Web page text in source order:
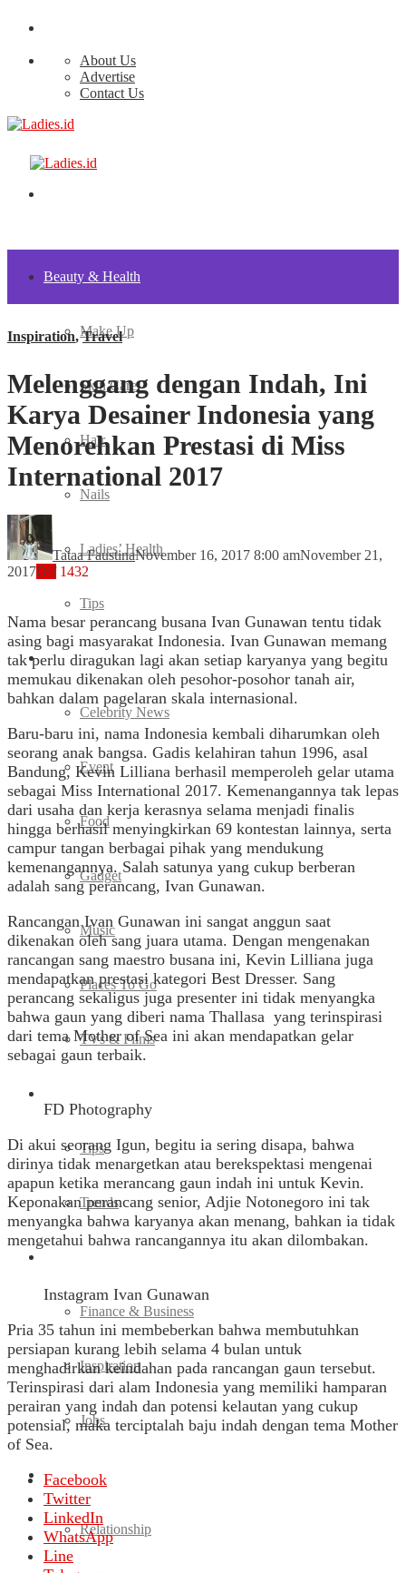
About Us
Advertise
Contact Us
Beauty & Health
Make Up
Skin Care
Hair
Nails
Ladies’ Health
Tips
Entertainment
Celebrity News
Event
Food
Gadget
Music
Places To Go
TVs & Films
Tips
Trends
Finance & Business
Inspiration
Jobs
Love
Relationship
Inspiration,Travel
Melenggang dengan Indah, Ini
Karya Desainer Indonesia yang
Menorehkan Prestasi di Miss
International 2017
Tataa FaustinaNovember 16, 2017 8:00 amNovember 21,
2017Off1432
Nama besar perancang busana Ivan Gunawan tentu tidak
asing bagi masyarakat Indonesia. Ivan Gunawan memang
tak perlu diragukan lagi akan setiap karyanya yang begitu
memukau dikenakan oleh pesohor-posohor tanah air,
bahkan dalam pagelaran skala internasional.
Baru-baru ini, nama Indonesia kembali diharumkan oleh
seorang anak bangsa. Gadis kelahiran tahun 1996, asal
Bandung, Kevin Lilliana berhasil memperoleh gelar utama
sebagai Miss International 2017. Kemenangannya tak lepas
dari usaha dan kerja kerasnya selama menjadi finalis
hingga berhasil menyingkirkan 69 kontestan lainnya, serta
campur tangan berbagai pihak yang mendukung
kemenangannya. Salah satunya yang cukup berberan
adalah sang perancang, Ivan Gunawan.
Rancangan Ivan Gunawan ini sangat anggun saat
dikenakan oleh sang juara utama. Dengan mengenakan
rancangan sang maestro busana ini, Kevin Lilliana juga
mendapatkan prestasi kategori Best Dresser. Sang
perancang sekaligus juga presenter ini tidak menyangka
bahwa gaun yang diberi nama Thallasa yang terinspirasi
dari tema Mother of Sea ini akan mendapatkan gelar
sebagai gaun terbaik.
FD Photography
Di akui seorang Igun, begitu ia sering disapa, bahwa
dirinya tidak menargetkan atau berekspektasi mengenai
apapun ketika merancang gaun indah ini untuk Kevin.
Keponakan perancang senior, Adjie Notonegoro ini tak
menyangka bahwa karyanya akan menang, bahkan ia tidak
mengetahui bahwa rancangannya itu akan dilombakan.
Instagram Ivan Gunawan
Pria 35 tahun ini membeberkan bahwa membutuhkan
persiapan kurang lebih selama 4 bulan untuk
menghadirkan keindahan pada rancangan gaun tersebut.
Terinspirasi dari alam Indonesia yang memiliki hamparan
perairan yang indah dan potensi kelautan yang cukup
potensial, maka terciptalah baju indah dengan tema Mother
of Sea.
Facebook
Twitter
LinkedIn
WhatsApp
Line